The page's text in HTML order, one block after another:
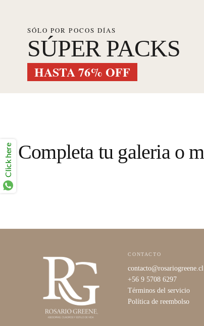
SÓLO POR POCOS DÍAS
SÚPER PACKS
HASTA 76% OFF
Completa tu galeria o
CONTACTO
contacto@rosariogreene.cl
+56 9 5708 6297
Términos del servicio
Política de reembolso
Click here